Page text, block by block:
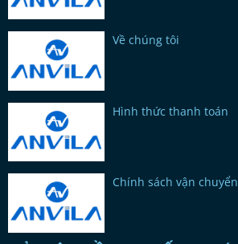
Về chúng tôi
Hình thức thanh toán
Chính sách vận chuyển